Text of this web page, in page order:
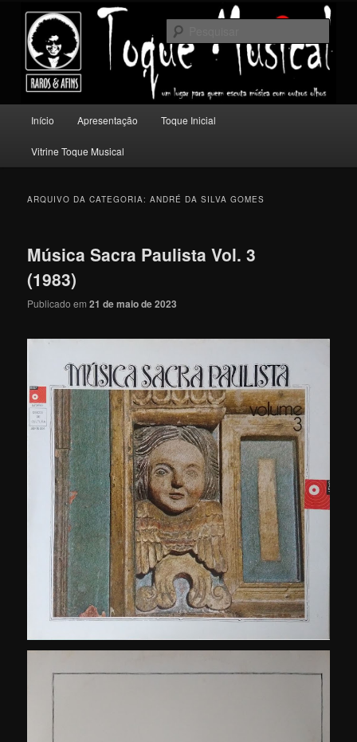
conteúdo
principal
conteúdo
secundário
Toque Musical
Um lugar para quem escuta música com outros olhos.
principal
Início Apresentação Toque Inicial
Vitrine Toque Musical
ARQUIVO DA CATEGORIA:ANDRÉ DA SILVA GOMES
Música Sacra Paulista Vol. 3
(1983)
Publicado em21 de maio de 2023